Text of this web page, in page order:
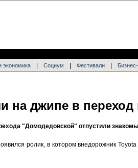
экономика Социум Фестивали
на джипе в переход
"Домодедовской" отпустили
ролик, в котором внедорожник